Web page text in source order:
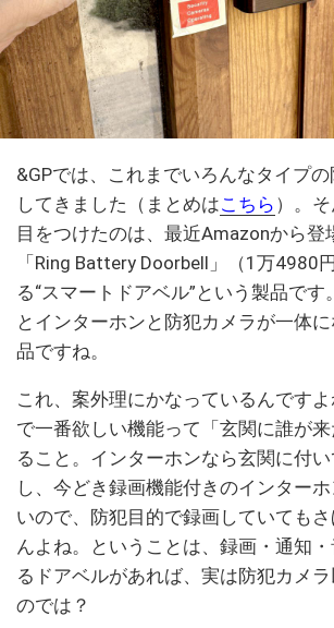
&GPでは、これまでいろんなタイプ
してきました（まとめはこちら ）。
目をつけたのは、最近Amazonから登
「Ring Battery Doorbell」（1万4980
る“スマートドアベル”という製品です
とインターホンと防犯カメラが一体
品ですね。
これ、案外理にかなっているんです
で一番欲しい機能って「玄関に誰が
ること。インターホンなら玄関に付
し、今どき録画機能付きのインター
いので、防犯目的で録画していても
んよね。ということは、録画・通知
るドアベルがあれば、実は防犯カメ
のでは？